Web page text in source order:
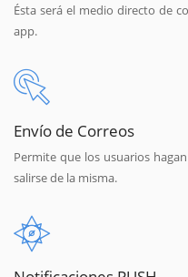
Ésta será el medio directo de
app.
Envío de Correos
Permite que los usuarios
salirse de la misma.